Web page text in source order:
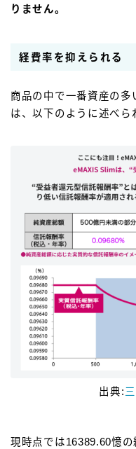
りません。
経費率を抑えられる
商品の中で一番資産の
は、以下のように述べら
出典:
現時点では16389.60憶の